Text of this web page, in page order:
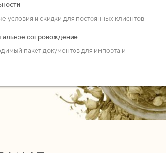
условия и скидки для постоянных клиентов
сопровождение
пакет документов для импорта и